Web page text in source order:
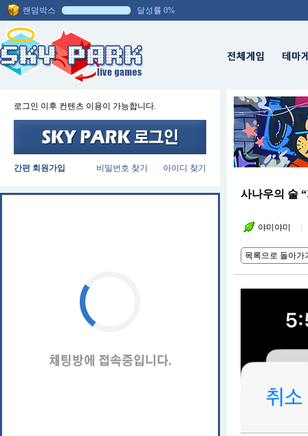
랜덤박스 달성률 0%
로그인 이후 컨텐츠 이용이 가능합니다.
간편 회원가입 아이디 찾기
비밀번호 찾기
사나우의 술
야미야미
목록으로 돌아가